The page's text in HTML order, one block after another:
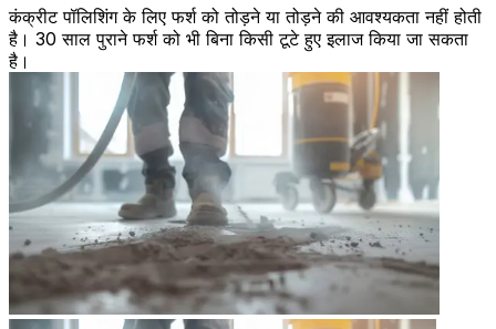
कंक्रीट पॉलिशिंग के लिए फर्श को तोड़ने या तोड़ने की आवश्यकता नहीं होती
है। 30 साल पुराने फर्श को भी बिना किसी टूटे हुए इलाज किया जा सकता
है।